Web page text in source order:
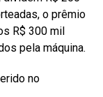
o prêmio
R$ 300 mil
pela máquina.
no